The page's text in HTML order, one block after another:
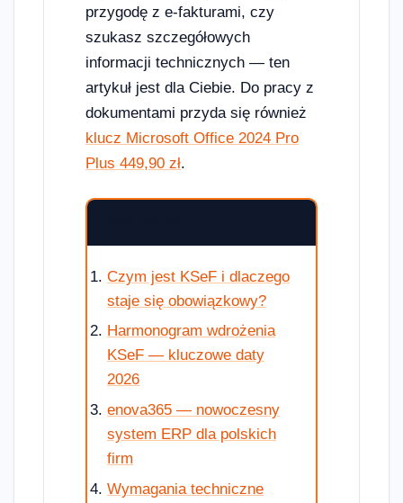
przygodę z e-fakturami, czy
szukasz szczegółowych
informacji technicznych — ten
artykuł jest dla Ciebie. Do pracy z
dokumentami przyda się również
klucz Microsoft Office 2024 Pro
Plus 449,90 zł.
Czym jest KSeF i dlaczego
staje się obowiązkowy?
Harmonogram wdrożenia
KSeF — kluczowe daty
2026
enova365 — nowoczesny
system ERP dla polskich
firm
Wymagania techniczne